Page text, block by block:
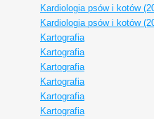
Kardiologia psów i kotów
Kardiologia psów i kotów
Kartografia
Kartografia
Kartografia
Kartografia
Kartografia
Kartografia